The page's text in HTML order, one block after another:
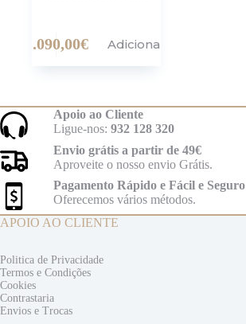
1.090,00€ Adicionar
Apoio ao Cliente
Ligue-nos: 932 128 320
Envio grátis a partir de 49€
Aproveite o nosso envio Grátis.
Pagamento Rápido e Fácil e Seguro
Oferecemos vários métodos.
APOIO AO CLIENTE
Politica de Privacidade
Termos e Condições
Cookies
Contrastaria
Envios e Trocas